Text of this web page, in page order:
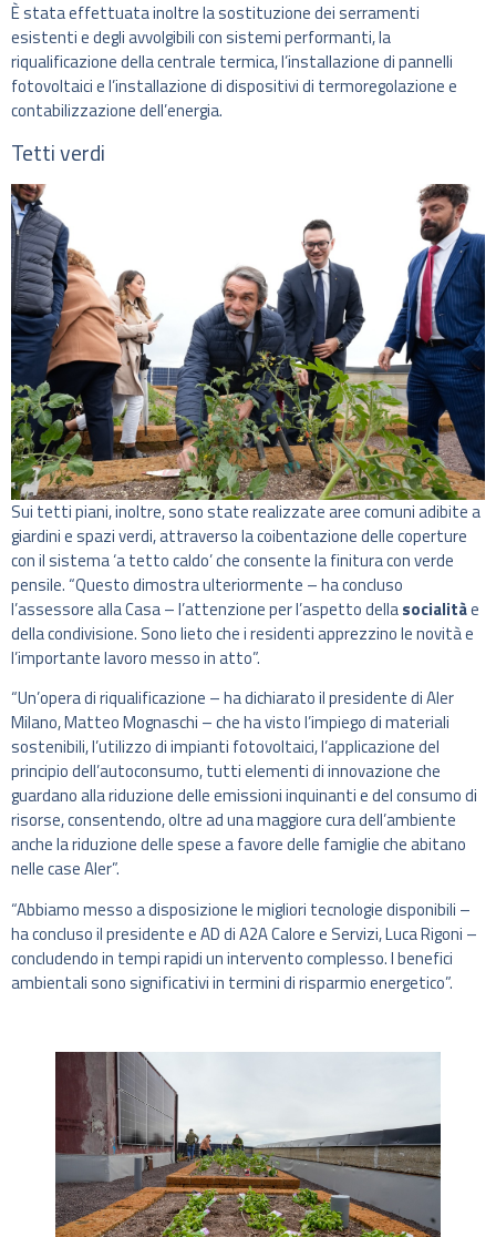
È stata effettuata inoltre la sostituzione dei serramenti
esistenti e degli avvolgibili con sistemi performanti, la
riqualificazione della centrale termica, l’installazione di pannelli
fotovoltaici e l’installazione di dispositivi di termoregolazione e
contabilizzazione dell’energia.
Tetti verdi
Sui tetti piani, inoltre, sono state realizzate aree comuni adibite a
giardini e spazi verdi, attraverso la coibentazione delle coperture
con il sistema ‘a tetto caldo’ che consente la finitura con verde
pensile. “Questo dimostra ulteriormente – ha concluso
l’assessore alla Casa – l’attenzione per l’aspetto dellasocialitàe
della condivisione. Sono lieto che i residenti apprezzino le novità e
l’importante lavoro messo in atto”.
“Un’opera di riqualificazione – ha dichiarato il presidente di Aler
Milano, Matteo Mognaschi – che ha visto l’impiego di materiali
sostenibili, l’utilizzo di impianti fotovoltaici, l’applicazione del
principio dell’autoconsumo, tutti elementi di innovazione che
guardano alla riduzione delle emissioni inquinanti e del consumo di
risorse, consentendo, oltre ad una maggiore cura dell’ambiente
anche la riduzione delle spese a favore delle famiglie che abitano
nelle case Aler”.
“Abbiamo messo a disposizione le migliori tecnologie disponibili –
ha concluso il presidente e AD di A2A Calore e Servizi, Luca Rigoni –
concludendo in tempi rapidi un intervento complesso. I benefici
ambientali sono significativi in termini di risparmio energetico”.